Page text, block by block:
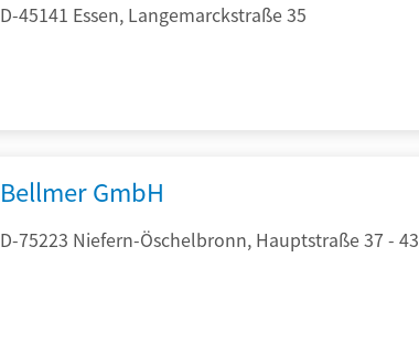
D-45141 Essen, Langemarckstraße 35
Bellmer GmbH
D-75223 Niefern-Öschelbronn, Hauptstraße 37 - 43